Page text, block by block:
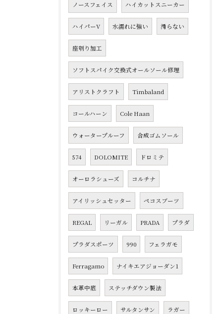
ノースフェイス ハイカットスニーカー
ハイパーV 水濡れに強い 滑らない
座刳り加工
ソフトスパイク交換式オールソール修理
アリストクラフト Timbaland
コールハーン Cole Haan
ウォータープルーフ 合成ゴムソール
574 DOLOMITE ドロミテ
オーロラシューズ コルチナ
アイリッシュセッター ペコスブーツ
REGAL リーガル PRADA プラダ
プラダスポーツ 990 フェラガモ
Ferragamo ナイキエアジョーダン1
本革中底 ステッチダウン製法
ロッキーロー サルタンサン ラガー